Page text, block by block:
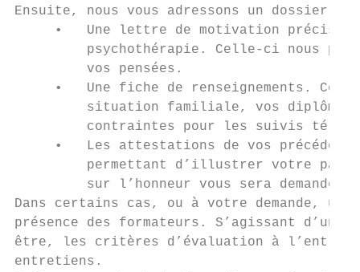
Ensuite, nous vous adressons un dossier
•   Une lettre de motivation
psychothérapie. Celle-ci nous
         vos pensées.
•   Une fiche de renseignements.
situation familiale, vos
contraintes pour les suivis
•   Les attestations de vos
permettant d’illustrer votre
         sur l’honneur vous sera demandée.
Dans certains cas, ou à votre demande,
présence des formateurs. S’agissant
être, les critères d’évaluation à
entretiens.